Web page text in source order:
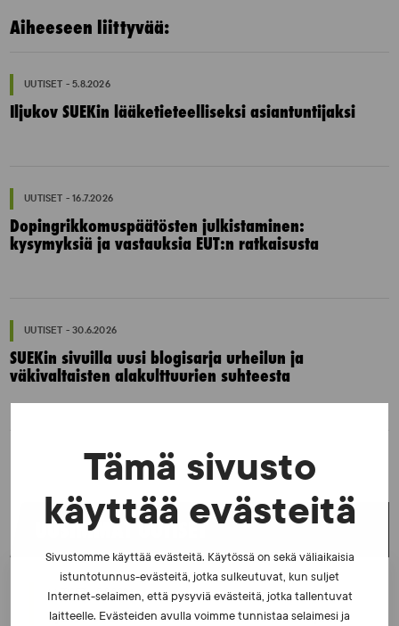
Tämä sivusto
käyttää evästeitä
Sivustomme käyttää evästeitä. Käytössä on sekä väliaikaisia
istuntotunnus-evästeitä, jotka sulkeutuvat, kun suljet
Internet-selaimen, että pysyviä evästeitä, jotka tallentuvat
laitteelle. Evästeiden avulla voimme tunnistaa selaimesi ja
Aiheeseen liittyvää:
UUTISET - 5.8.2026
Iljukov SUEKin lääketieteelliseksi asiantuntijaksi
UUTISET - 16.7.2026
Dopingrikkomuspäätösten julkistaminen:
kysymyksiä ja vastauksia EUT:n ratkaisusta
UUTISET - 30.6.2026
SUEKin sivuilla uusi blogisarja urheilun ja
väkivaltaisten alakulttuurien suhteesta
UUSIMMAT UUTISET
UUTISET - 5.8.2026
Iljukov SUEKin lääketieteelliseksi asiantuntijaksi